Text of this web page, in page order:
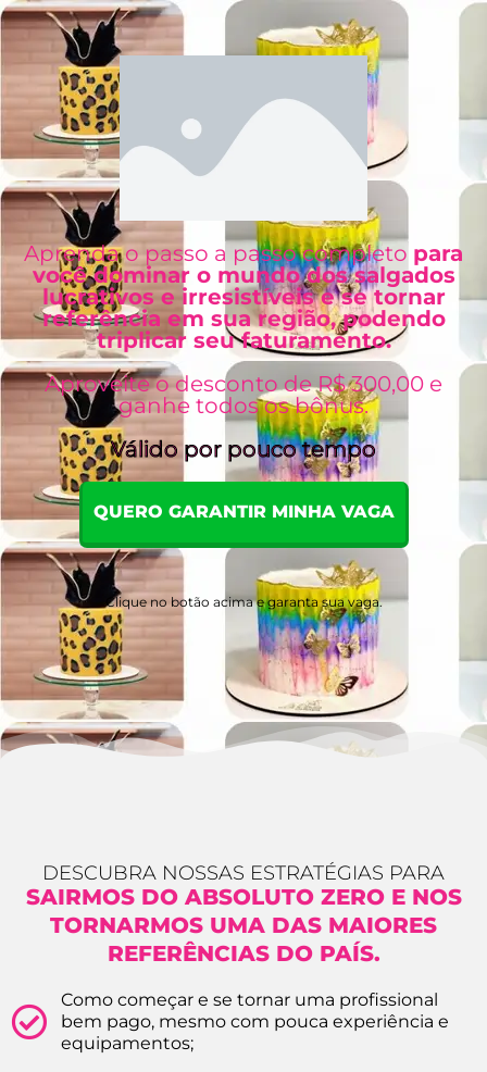
Aprenda o passo a passo completo para
você dominar o mundo dos salgados
lucrativos e irresistíveis e se tornar
referência em sua região, podendo
triplicar seu faturamento.
Aproveite o desconto de R$ 300,00 e
ganhe todos os bônus.
Válido por pouco tempo
QUERO GARANTIR MINHA VAGA
Clique no botão acima e garanta sua vaga.
DESCUBRA NOSSAS ESTRATÉGIAS PARA
SAIRMOS DO ABSOLUTO ZERO E NOS
TORNARMOS UMA DAS MAIORES
REFERÊNCIAS DO PAÍS.
Como começar e se tornar uma profissional
bem pago, mesmo com pouca experiência e
equipamentos;